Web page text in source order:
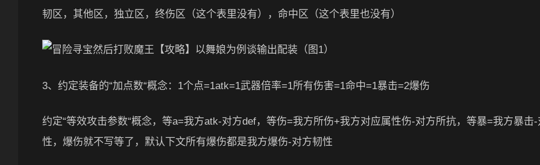
韧区，其他区，独立区，终伤区（这个表里没有），命中区（这个表里也没有）
3、约定装备的“加点数“概念：1个点=1atk=1武器倍率=1所有伤害=1命中=1暴击=2爆伤
约定“等效攻击参数“概念，等a=我方atk-对方def，等伤=我方所伤+我方对应属性伤-对方所抗，等暴=我方暴击
性，爆伤就不写等了，默认下文所有爆伤都是我方爆伤-对方韧性